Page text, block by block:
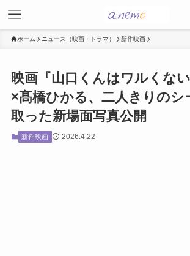
ホーム ニュース（映画・ドラマ） 新作映画
映画『山口くんはワルくな
×髙橋ひかる、二人きりのシ
取った新場面写真公開
新作映画 2026.4.22